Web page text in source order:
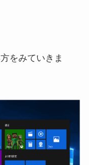
をみていきま